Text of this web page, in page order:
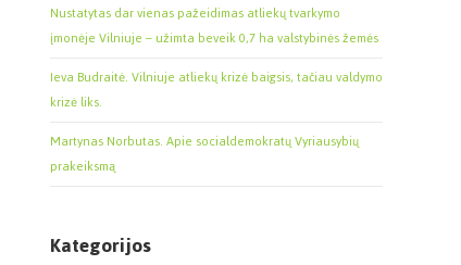
Nustatytas dar vienas pažeidimas atliekų tvarkymo
įmonėje Vilniuje – užimta beveik 0,7 ha valstybinės žemės
Ieva Budraitė. Vilniuje atliekų krizė baigsis, tačiau valdymo
krizė liks.
Martynas Norbutas. Apie socialdemokratų Vyriausybių
prakeiksmą
Kategorijos